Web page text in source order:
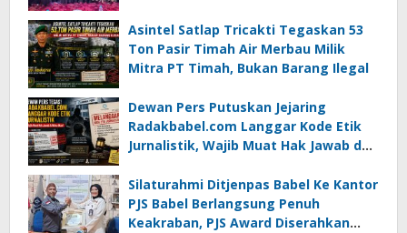
Asintel Satlap Tricakti Tegaskan 53
Ton Pasir Timah Air Merbau Milik
Mitra PT Timah, Bukan Barang Ilegal
Dewan Pers Putuskan Jejaring
Radakbabel.com Langgar Kode Etik
Jurnalistik, Wajib Muat Hak Jawab dan
Silaturahmi Ditjenpas Babel Ke Kantor
PJS Babel Berlangsung Penuh
Keakraban, PJS Award Diserahkan